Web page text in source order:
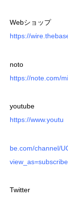
Webショップ
https://
noto
https://note.com/
youtube
https://www.youtu
be.com/channel/
Twitter